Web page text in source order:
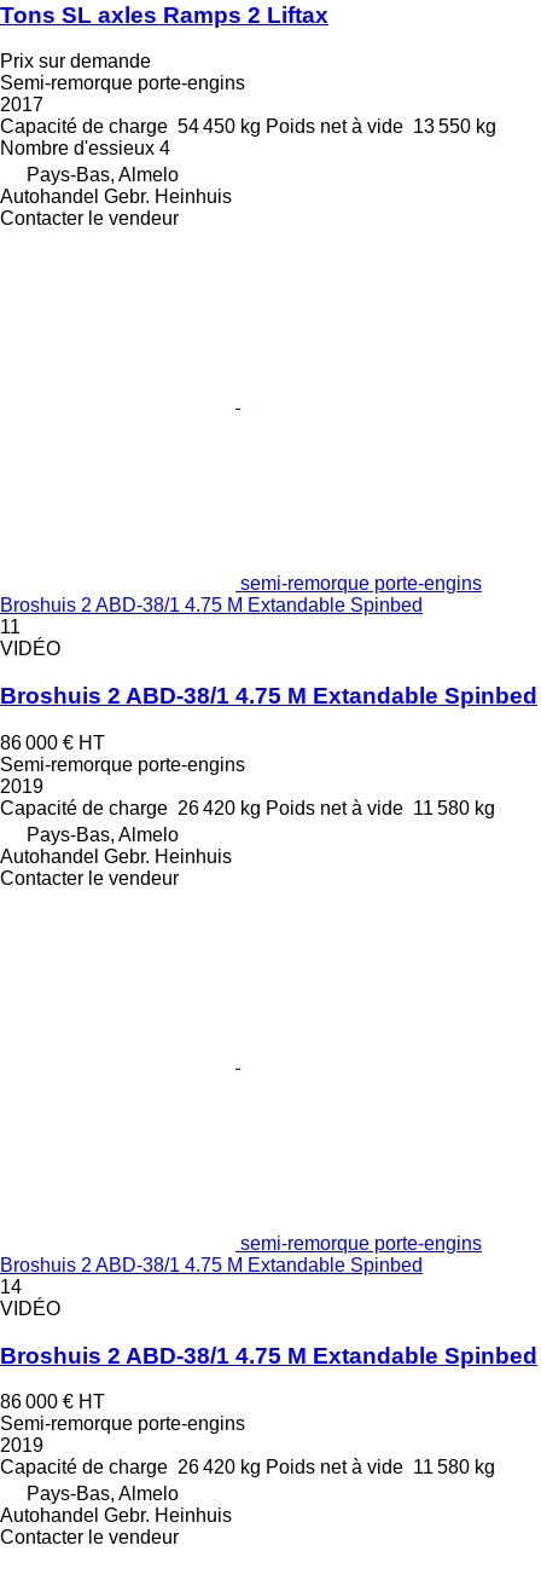
Tons SL axles Ramps 2 Liftax
Prix sur demande
Semi-remorque porte-engins
2017
Capacité de charge 54 450 kg Poids net à vide 13 550 kg
Nombre d'essieux 4
Pays-Bas, Almelo
Autohandel Gebr. Heinhuis
Contacter le vendeur
semi-remorque porte-engins
Broshuis 2 ABD-38/1 4.75 M Extandable Spinbed
11
VIDÉO
Broshuis 2 ABD-38/1 4.75 M Extandable Spinbed
86 000 € HT
Semi-remorque porte-engins
2019
Capacité de charge 26 420 kg Poids net à vide 11 580 kg
Pays-Bas, Almelo
Autohandel Gebr. Heinhuis
Contacter le vendeur
semi-remorque porte-engins
Broshuis 2 ABD-38/1 4.75 M Extandable Spinbed
14
VIDÉO
Broshuis 2 ABD-38/1 4.75 M Extandable Spinbed
86 000 € HT
Semi-remorque porte-engins
2019
Capacité de charge 26 420 kg Poids net à vide 11 580 kg
Pays-Bas, Almelo
Autohandel Gebr. Heinhuis
Contacter le vendeur